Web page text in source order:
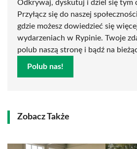
Odkrywaj, dyskutuj i dziel się tym
Przyłącz się do naszej
gdzie możesz dowiedzieć się
wydarzeniach w Rypinie. Twoje
polub naszą stronę i bądź na
Polub nas!
Zobacz Także